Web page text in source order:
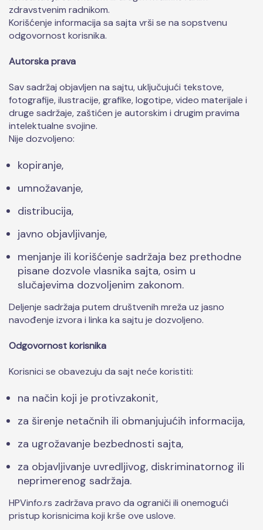
zdravstvenim radnikom.
Korišćenje informacija sa sajta vrši se na sopstvenu
odgovornost korisnika.
Autorska prava
Sav sadržaj objavljen na sajtu, uključujući tekstove,
fotografije, ilustracije, grafike, logotipe, video materijale i
druge sadržaje, zaštićen je autorskim i drugim pravima
intelektualne svojine.
Nije dozvoljeno:
kopiranje,
umnožavanje,
distribucija,
javno objavljivanje,
menjanje ili korišćenje sadržaja bez prethodne
pisane dozvole vlasnika sajta, osim u
slučajevima dozvoljenim zakonom.
Deljenje sadržaja putem društvenih mreža uz jasno
navođenje izvora i linka ka sajtu je dozvoljeno.
Odgovornost korisnika
Korisnici se obavezuju da sajt neće koristiti:
na način koji je protivzakonit,
za širenje netačnih ili obmanjujućih informacija,
za ugrožavanje bezbednosti sajta,
za objavljivanje uvredljivog, diskriminatornog ili
neprimerenog sadržaja.
HPVinfo.rs zadržava pravo da ograniči ili onemogući
pristup korisnicima koji krše ove uslove.